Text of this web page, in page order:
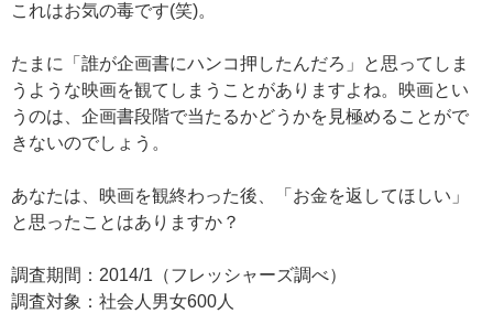
これはお気の毒です(笑)。
たまに「誰が企画書にハンコ押したんだろ」と思ってしま
うような映画を観てしまうことがありますよね。映画とい
うのは、企画書段階で当たるかどうかを見極めることがで
きないのでしょう。
あなたは、映画を観終わった後、「お金を返してほしい」
と思ったことはありますか？
調査期間：2014/1（フレッシャーズ調べ）
調査対象：社会人男女600人